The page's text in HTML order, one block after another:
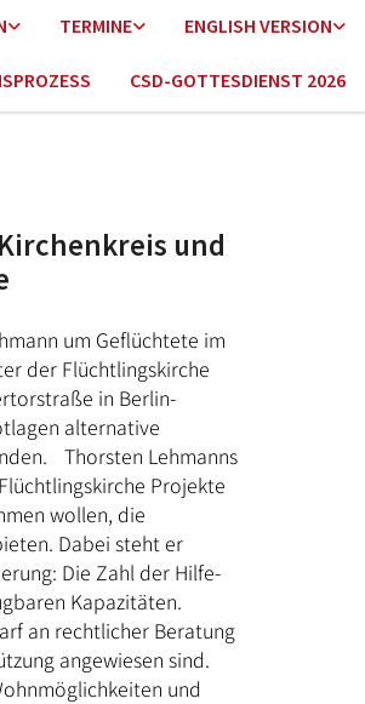
TERMINE ENGLISH VERSION
CSD-GOTTESDIENST 2026
und
um Geflüchtete im
der Flüchtlingskirche
in Berlin-
alternative
Thorsten Lehmanns
Projekte
wollen, die
Dabei steht er
Die Zahl der Hilfe-
Kapazitäten.
an rechtlicher Beratung
angewiesen sind.
und